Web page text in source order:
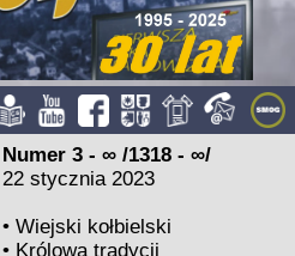
Numer 3 - ∞ /1318 - ∞/
22 stycznia 2023
•Wiejski kołbielski
• Królowa tradycji